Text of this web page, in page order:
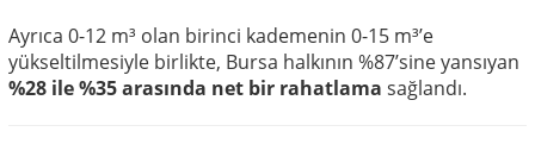
Ayrıca 0-12 m³ olan birinci kademenin 0-15 m³’e
yükseltilmesiyle birlikte, Bursa halkının %87’sine yansıyan
%28 ile %35 arasında net bir rahatlama sağlandı.